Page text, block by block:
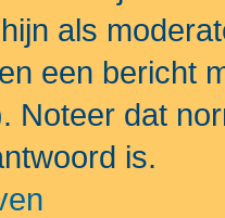
als
een bericht
Noteer dat
is.